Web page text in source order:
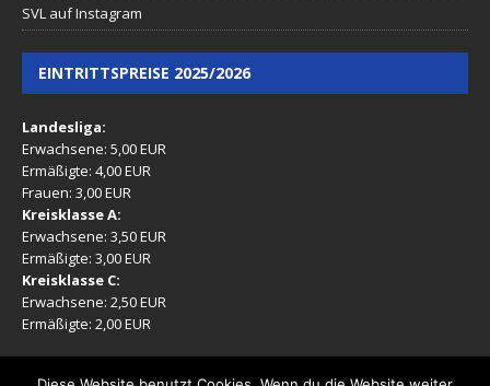
SVL auf Instagram
EINTRITTSPREISE 2025/2026
Landesliga:
Erwachsene: 5,00 EUR
Ermäßigte: 4,00 EUR
Frauen: 3,00 EUR
Kreisklasse A:
Erwachsene: 3,50 EUR
Ermäßigte: 3,00 EUR
Kreisklasse C:
Erwachsene: 2,50 EUR
Ermäßigte: 2,00 EUR